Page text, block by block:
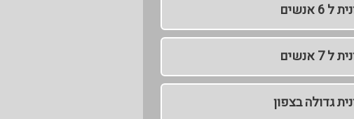
ל 6 אנשים
ל 7 אנשים
גדולה בצפון